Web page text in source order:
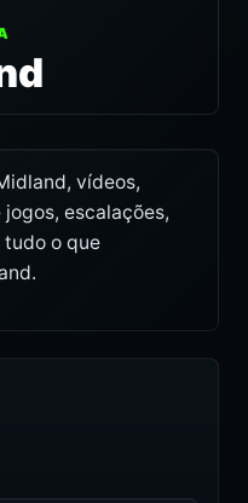
vídeos,
escalações,
o que